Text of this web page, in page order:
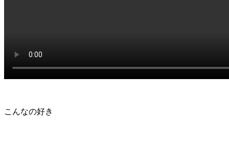
こんなの好き